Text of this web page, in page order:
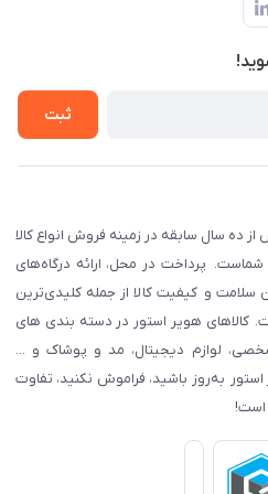
ثبت
از ده سال سابقه در زمینه فروش انواع کالا
شماست. پرداخت در محل، ارائه درگاه‌های
و کیفیت کالا از جمله کلیدی‌ترین
کالاهای هویر استور در دسته بندی های
لوازم دیجیتال، مد و پوشاک و ...
به‌روز باشید، فراموش نکنید، تفاوت
است!